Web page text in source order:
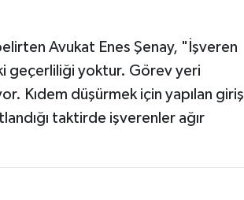
Avukat Enes Şenay, "İşveren
geçerliliği yoktur. Görev yeri
Kıdem düşürmek için yapılan giriş
taktirde işverenler ağır